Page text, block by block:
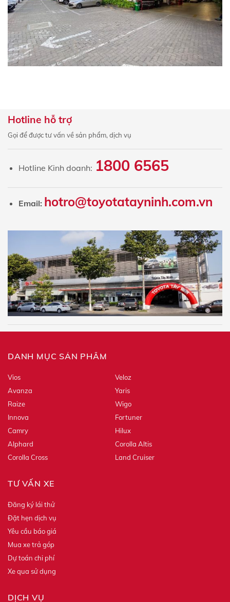
Hotline hỗ trợ
Gọi để được tư vấn về sản phẩm, dịch vụ
Hotline Kinh doanh: 1800 6565
Email: hotro@toyotatayninh.com.vn
DANH MỤC SẢN PHẨM
Vios
Veloz
Avanza
Yaris
Raize
Wigo
Innova
Fortuner
Camry
Hilux
Alphard
Corolla Altis
Corolla Cross
Land Cruiser
TƯ VẤN XE
Đăng ký lái thử
Đặt hẹn dịch vụ
Yêu cầu báo giá
Mua xe trả góp
Dự toán chi phí
Xe qua sử dụng
DỊCH VỤ